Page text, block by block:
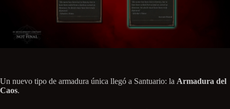
Un nuevo tipo de armadura única llegó a Santuario: la Armadura del
Caos.